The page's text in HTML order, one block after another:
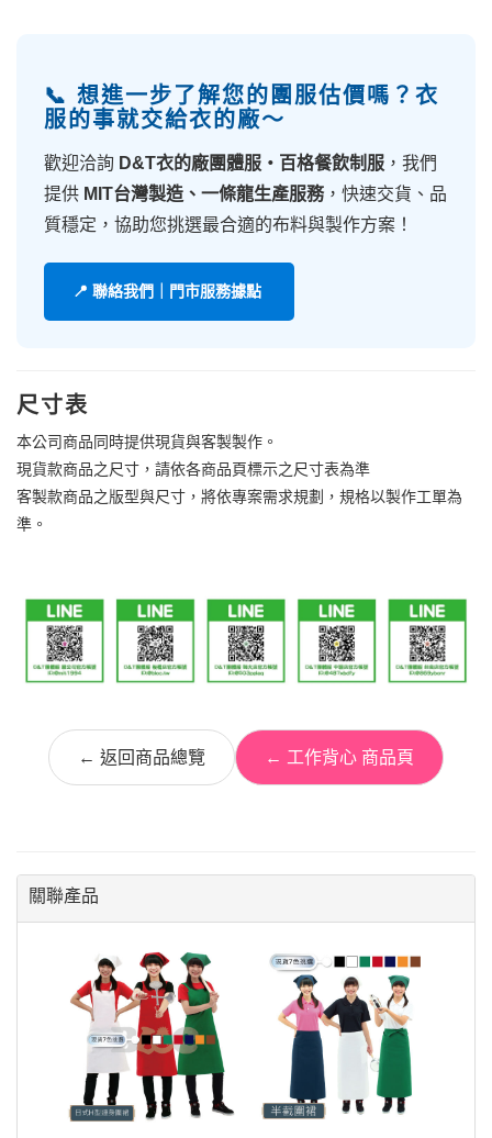
📞 想進一步了解您的團服估價嗎？衣
服的事就交給衣的廠～
歡迎洽詢 D&T衣的廠團體服・百格餐飲制服 ，我們
提供 MIT台灣製造、一條龍生產服務，快速交貨、品
質穩定，協助您挑選最合適的布料與製作方案！
📍 聯絡我們｜門市服務據點
尺寸表
本公司商品同時提供現貨與客製製作。
現貨款商品之尺寸，請依各商品頁標示之尺寸表為準
客製款商品之版型與尺寸，將依專案需求規劃，規格以製作工單為
準。
← 返回商品總覽 ← 工作背心 商品頁
關聯產品